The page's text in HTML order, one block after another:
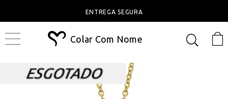
ENTREGA SEGURA
Colar Com Nome